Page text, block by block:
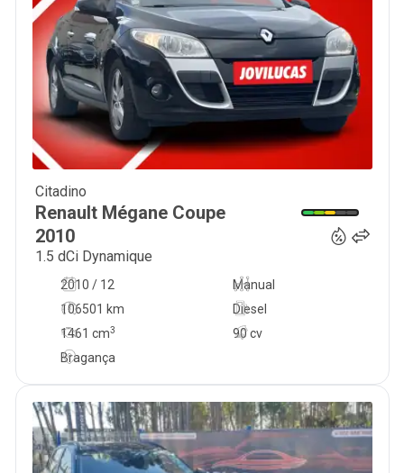
Citadino
Renault Mégane Coupe
2010
1.5 dCi Dynamique
2010 / 12
Manual
106501 km
90 cv
Diesel
1461 cm3
Bragança